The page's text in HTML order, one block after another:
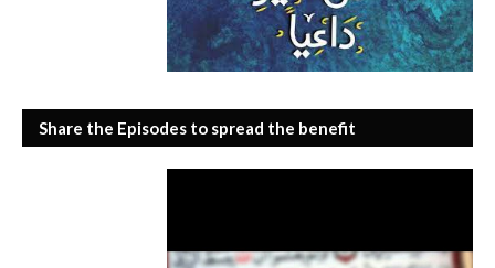
Share the Episodes to spread the benefit